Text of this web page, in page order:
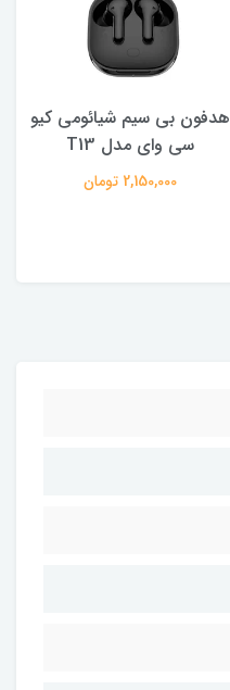
هدفون بی سیم شیائومی کیو
سی وای مدل T13
2,150,000 تومان